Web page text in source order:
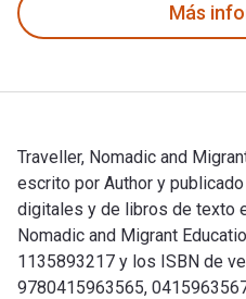
Más
Traveller, Nomadic and
escrito por Author y
digitales y de libros de texto
Nomadic and Migrant
1135893217 y los ISBN de
9780415963565,